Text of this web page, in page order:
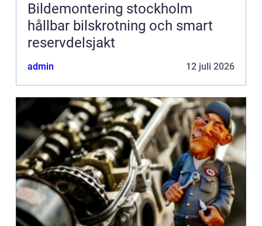
Bildemontering stockholm
hållbar bilskrotning och smart
reservdelsjakt
admin 12 juli 2026